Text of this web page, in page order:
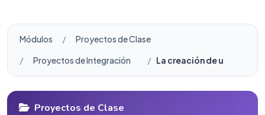
Módulos
Proyectos de Clase
Proyectos de Integración
La creación de un
Proyectos de Clase